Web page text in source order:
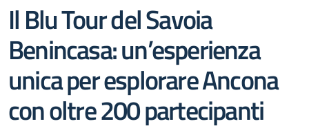
Il Blu Tour del Savoia
Benincasa: un’esperienza
unica per esplorare Ancona
con oltre 200 partecipanti